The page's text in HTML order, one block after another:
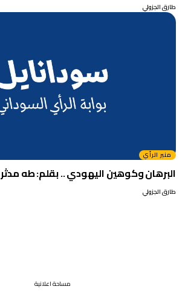
طارق الجزولي
منبر الرأي
البرهان وكوهين اليهودي .. بقلم: طه مدثر
طارق الجزولي
مساحة اعلانية